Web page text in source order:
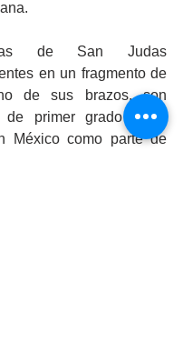
de San Judas
en un fragmento de
de sus brazos, son
de primer grado y se
México como parte de